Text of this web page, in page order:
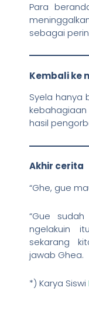
Para
sebagai
Kembali ke
Syela hanya
hasil
Akhir cerita
“Ghe, gue
“Gue
ngelakuin
sekarang
jawab Ghea.
*) Karya Siswi